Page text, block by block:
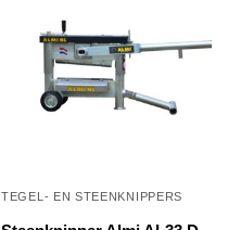
TEGEL- EN STEENKNIPPERS